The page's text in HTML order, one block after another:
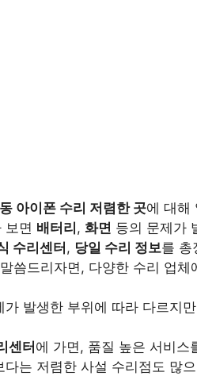
아이폰 수리 저렴한 곳에 대해
보면 배터리, 화면 등의 문제가
수리센터, 당일 수리 정보를 총
씀드리자면, 다양한 수리 업
가 발생한 부위에 따라 다르지
센터에 가면, 품질 높은 서비스
다는 저렴한 사설 수리점도 많